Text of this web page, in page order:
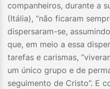
companheiros, durante a
(Itália), “não ficaram
dispersaram-se,
que, em meio a essa
tarefas e carismas,
um único grupo e de
seguimento de Cristo”. E